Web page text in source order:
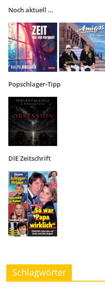
Noch aktuell …
Popschlager-Tipp
DIE Zeitschrift
Schlagwörter